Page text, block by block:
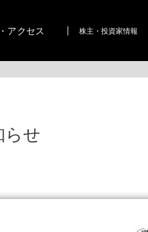
アクセス 株主・投資家情報
せ